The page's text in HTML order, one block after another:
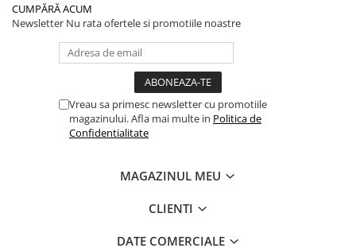
CUMPĂRĂ ACUM
Newsletter Nu rata ofertele si promotiile noastre
Vreau sa primesc newsletter cu promotiile
magazinului. Afla mai multe in Politica de
Confidentialitate
MAGAZINUL MEU
CLIENTI
DATE COMERCIALE